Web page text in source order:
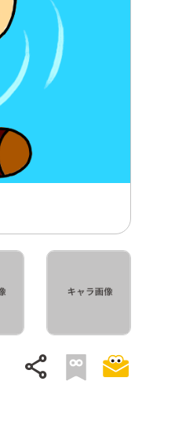
share